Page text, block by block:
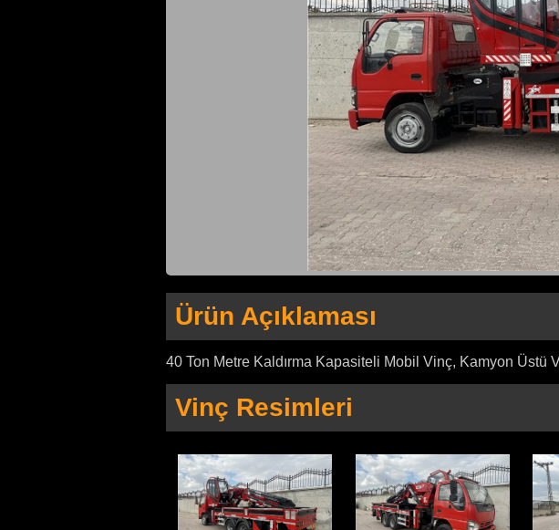
MOBİL
Ürün Açıklaması
40 Ton Metre Kaldırma Kapasiteli Mobil Vinç, Kamyon
Vinç Resimleri